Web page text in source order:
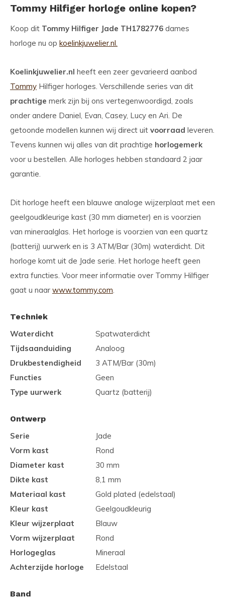
Tommy Hilfiger horloge online kopen?
Koop dit Tommy Hilfiger Jade TH1782776 dames
horloge nu op koelinkjuwelier.nl.
Koelinkjuwelier.nl heeft een zeer gevarieerd aanbod
Tommy Hilfiger horloges. Verschillende series van dit
prachtige merk zijn bij ons vertegenwoordigd, zoals
onder andere Daniel, Evan, Casey, Lucy en Ari. De
getoonde modellen kunnen wij direct uit voorraad leveren.
Tevens kunnen wij alles van dit prachtige horlogemerk
voor u bestellen. Alle horloges hebben standaard 2 jaar
garantie.
Dit horloge heeft een blauwe analoge wijzerplaat met een
geelgoudkleurige kast (30 mm diameter) en is voorzien
van mineraalglas. Het horloge is voorzien van een quartz
(batterij) uurwerk en is 3 ATM/Bar (30m) waterdicht. Dit
horloge komt uit de Jade serie. Het horloge heeft geen
extra functies. Voor meer informatie over Tommy Hilfiger
gaat u naar www.tommy.com.
Techniek
Waterdicht
Spatwaterdicht
Tijdsaanduiding
Analoog
Drukbestendigheid
3 ATM/Bar (30m)
Functies
Geen
Type uurwerk
Quartz (batterij)
Ontwerp
Serie
Jade
Vorm kast
Rond
Diameter kast
30 mm
Dikte kast
8,1 mm
Materiaal kast
Gold plated (edelstaal)
Kleur kast
Geelgoudkleurig
Kleur wijzerplaat
Blauw
Vorm wijzerplaat
Rond
Horlogeglas
Mineraal
Achterzijde horloge
Edelstaal
Band